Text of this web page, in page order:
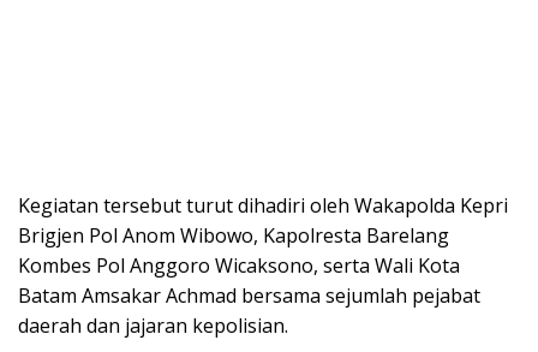
Kegiatan tersebut turut dihadiri oleh Wakapolda Kepri
Brigjen Pol Anom Wibowo, Kapolresta Barelang
Kombes Pol Anggoro Wicaksono, serta Wali Kota
Batam Amsakar Achmad bersama sejumlah pejabat
daerah dan jajaran kepolisian.